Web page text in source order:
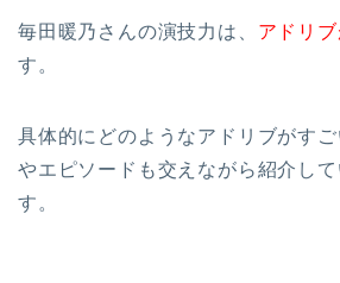
毎田暖乃さんの演技力は、 アドリ
す。
具体的にどのようなアドリブがす
やエピソードも交えながら紹介し
す。